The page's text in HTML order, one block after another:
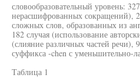
словообразовательный уровень:
нерасшифрованных сокращений),
сложных слов, образованных из
182 случая (использование
(слияние различных частей речи),
суффикса -chen с уменьшительно-
Таблица 1